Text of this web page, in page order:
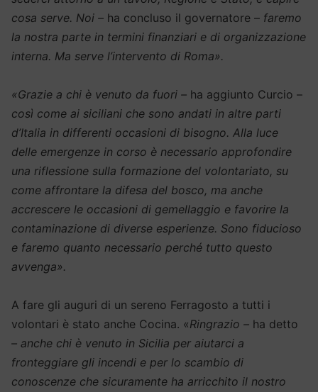
cosa serve. Noi – ha concluso il governatore – faremo
la nostra parte in termini finanziari e di organizzazione
interna. Ma serve l’intervento di Roma».
«Grazie a chi è venuto da fuori – ha aggiunto Curcio –
così come ai siciliani che sono andati in altre parti
d’Italia in differenti occasioni di bisogno. Alla luce
delle emergenze in corso è necessario approfondire
una riflessione sulla formazione del volontariato, su
come affrontare la difesa del bosco, ma anche
accrescere le occasioni di gemellaggio e favorire la
contaminazione di diverse esperienze. Sono fiducioso
e faremo quanto necessario perché tutto questo
avvenga».
A fare gli auguri di un sereno Ferragosto a tutti i
volontari è stato anche Cocina. «Ringrazio – ha detto
– anche chi è venuto in Sicilia per aiutarci a
fronteggiare gli incendi e per lo scambio di
conoscenze che sicuramente ha arricchito il nostro